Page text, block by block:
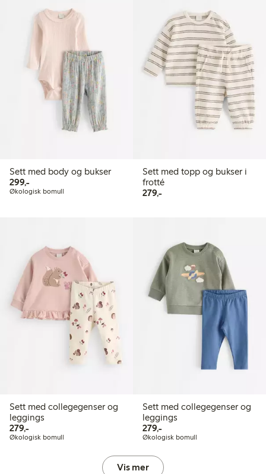
Sett med body og bukser
299,-299,00 kr
Økologisk bomull
Sett med topp og bukser i
frotté
279,-279,00 kr
Sett med collegegenser og
leggings
279,-279,00 kr
Økologisk bomull
Sett med collegegenser og
leggings
279,-279,00 kr
Økologisk bomull
Vis mer